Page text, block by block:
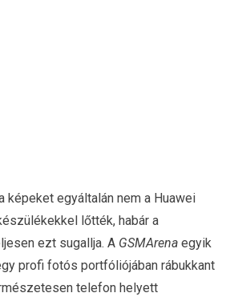
képeket egyáltalán nem a Huawei
lőtték, habár a
ezt sugallja. A GSMArena egyik
profi fotós portfóliójában rábukkant
telefon helyett